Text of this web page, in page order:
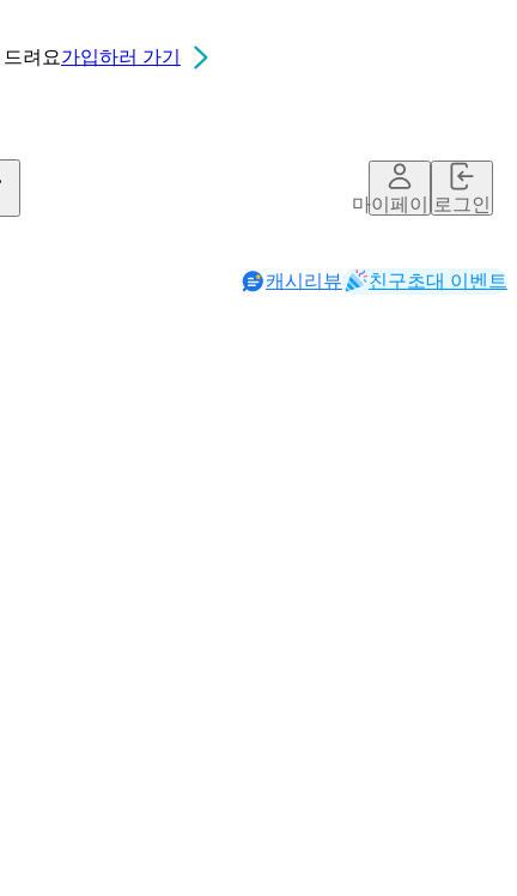
드려요가입하러 가기
마이페이지로그인
캐시리뷰 친구초대 이벤트